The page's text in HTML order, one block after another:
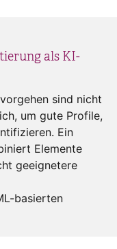
als KI-
sind nicht
um gute Profile,
Ein
Elemente
geeignetere
basierten